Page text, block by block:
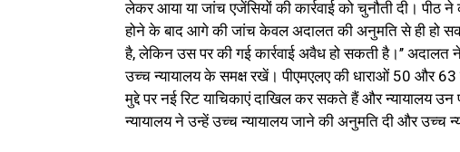
लेकर आया या जांच एजेंसियों की कार्रवाई को चुनौती दी।
होने के बाद आगे की जांच केवल अदालत की अनुमति से ही हो
है, लेकिन उस पर की गई कार्रवाई अवैध हो सकती है।’’
उच्च न्यायालय के समक्ष रखें। पीएमएलए की धाराओं 50 और 63
मुद्दे पर नई रिट याचिकाएं दाखिल कर सकते हैं और न्यायालय
न्यायालय ने उन्हें उच्च न्यायालय जाने की अनुमति दी और उच्च